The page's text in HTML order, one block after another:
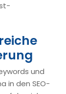
und
in den SEO-